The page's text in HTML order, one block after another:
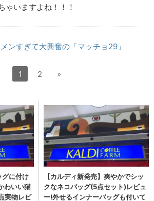
ゃいますよね！！！
ンすぎて大興奮の「マッチョ29」
1 2 »